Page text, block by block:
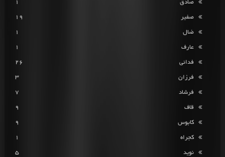
صادق 1
صفیر 19
ضال 1
عارف 1
فدائی 26
فرزان 3
فرشاد 7
قاف 9
کابوس 9
کجراه 1
نوید 5